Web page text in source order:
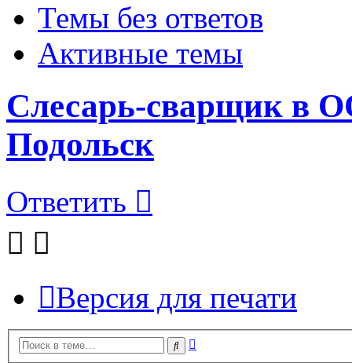
Темы без ответов
Активные темы
Слесарь-сварщик в
Подольск
Ответить
Версия для печати
Поиск